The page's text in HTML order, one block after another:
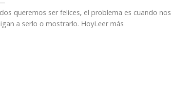
queremos ser felices, el problema es cuando nos
a serlo o mostrarlo. HoyLeer más